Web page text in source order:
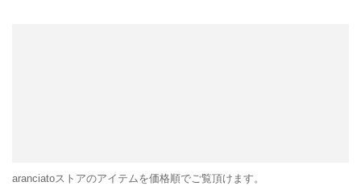
aranciatoストアのアイテムを価格順でご覧頂けます。